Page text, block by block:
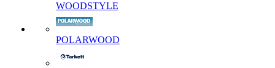
WOODSTYLE
POLARWOOD